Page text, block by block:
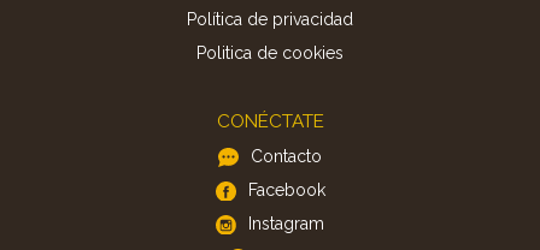
Política de privacidad
Politica de cookies
CONÉCTATE
Contacto
Facebook
Instagram